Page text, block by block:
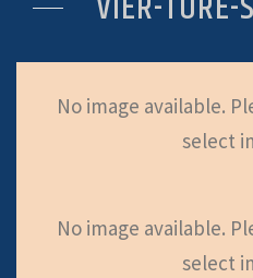
No image available.
select
No image available.
select